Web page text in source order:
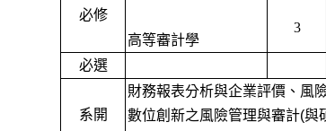
必修
高等審計學
3
必選
系開
財務報表分析與企業評價、風
數位創新之風險管理與審計(與